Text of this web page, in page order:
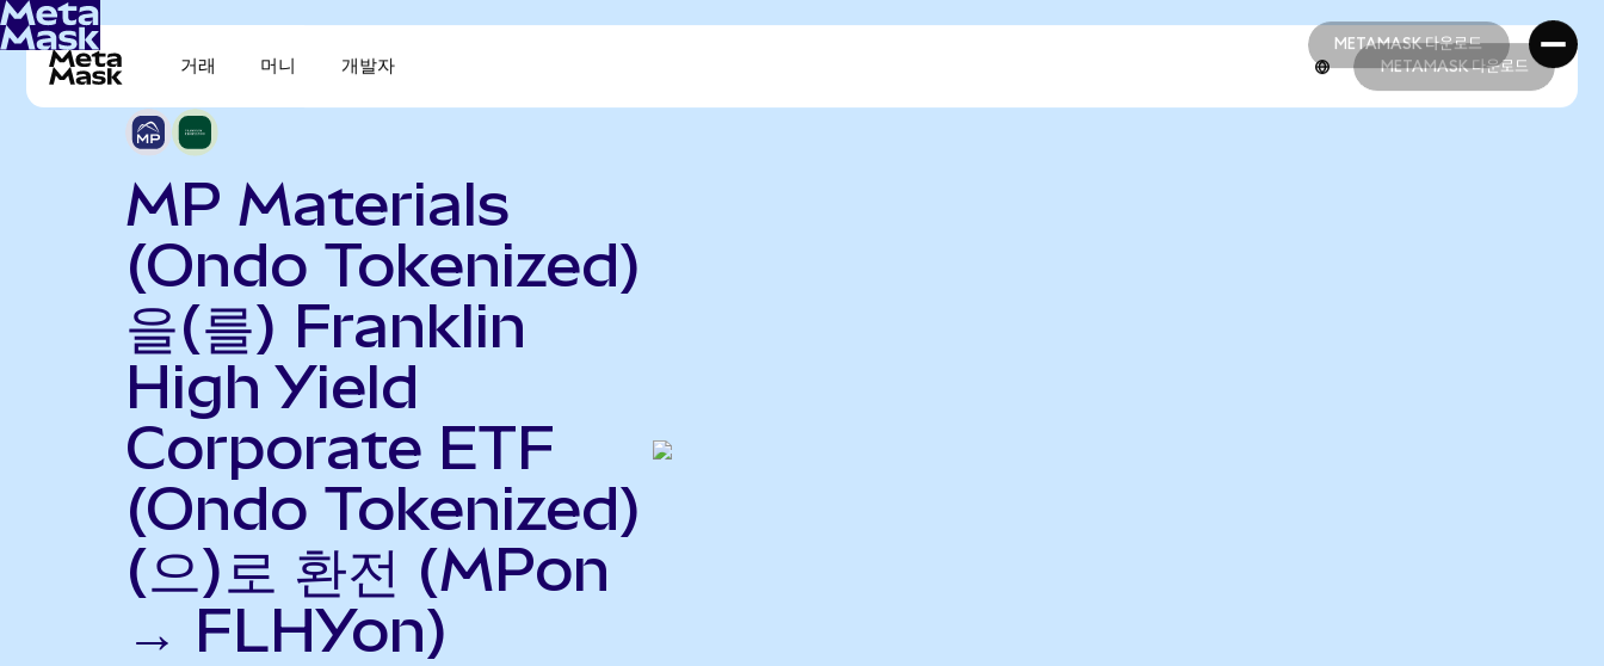
METAMASK 다운로드
METAMASK 다운로드
거래 머니 개발자 METAMASK 다운로드
MP Materials
(Ondo Tokenized)
을(를) Franklin
High Yield
Corporate ETF
(Ondo Tokenized)
(으)로 환전 (MPon
→ FLHYon)